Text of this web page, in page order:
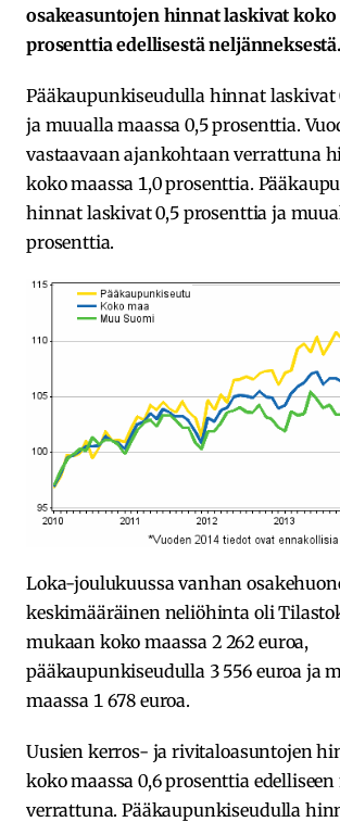
osakeasuntojen hinnat laskivat koko
prosenttia edellisestä neljänneksestä.
Pääkaupunkiseudulla hinnat laskivat
ja muualla maassa 0,5 prosenttia.
vastaavaan ajankohtaan verrattuna
koko maassa 1,0 prosenttia.
hinnat laskivat 0,5 prosenttia ja
prosenttia.
Loka-joulukuussa vanhan
keskimääräinen neliöhinta oli
mukaan koko maassa 2 262 euroa,
pääkaupunkiseudulla 3 556 euroa ja
maassa 1 678 euroa.
Uusien kerros- ja rivitaloasuntojen
koko maassa 0,6 prosenttia
verrattuna. Pääkaupunkiseudulla